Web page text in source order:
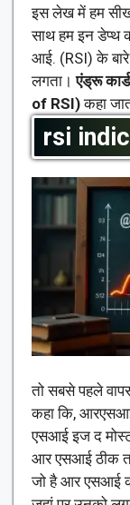
इस लेख में हम
साथ हम इन डेप्थ
आई. (RSI) के
लगता।एंड्रू
of RSI)कहा
rsi
तो सबसे पहले
कहा कि,
एसआई इज द
आर एसआई ठीक
जो है आर एसआई